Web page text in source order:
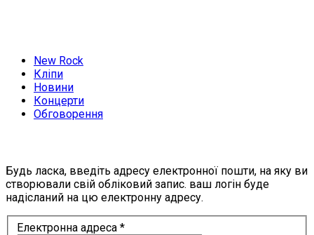
New Rock
Кліпи
Новини
Концерти
Обговорення
Будь ласка, введіть адресу електронної пошти, на яку ви
створювали свій обліковий запис. ваш логін буде
надісланий на цю електронну адресу.
Електронна адреса *